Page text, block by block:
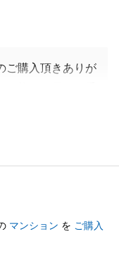
ご購入頂きありが
合いをさせて頂き
しております。
マンション を ご購入